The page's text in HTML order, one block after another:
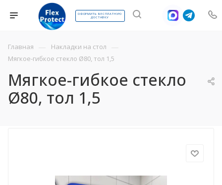
ОФОРМИТЬ БЕСПЛАТНУЮ
ДОСТАВКУ
Главная — Накладки на стол —
Мягкое-гибкое стекло Ø80, тол 1,5
Мягкое-гибкое стекло
Ø80, тол 1,5